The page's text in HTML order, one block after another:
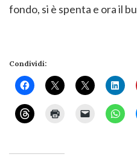
fondo, si è spenta e ora il
Condividi: